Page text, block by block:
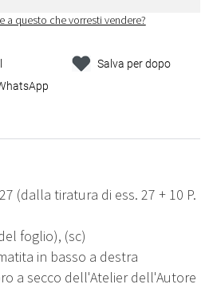
a questo che vorresti vendere?
Salva per dopo
(dalla tiratura di ess. 27 + 10 P.
foglio), (sc)
in basso a destra
a secco dell'Atelier dell'Autore